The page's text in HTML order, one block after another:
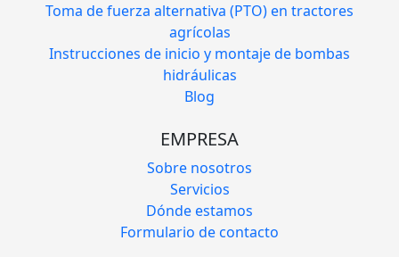
Toma de fuerza alternativa (PTO) en tractores
agrícolas
Instrucciones de inicio y montaje de bombas
hidráulicas
Blog
EMPRESA
Sobre nosotros
Servicios
Dónde estamos
Formulario de contacto